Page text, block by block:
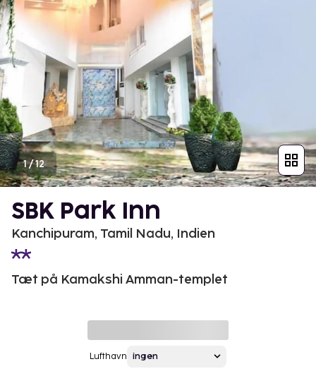
1/12
SBK Park Inn
Kanchipuram, Tamil Nadu, Indien
Tæt på Kamakshi Amman-templet
Lufthavn